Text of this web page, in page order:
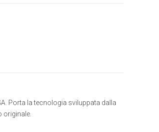
Porta la tecnologia sviluppata dalla
originale.